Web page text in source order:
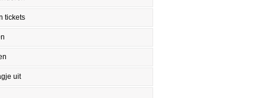
tickets
uit